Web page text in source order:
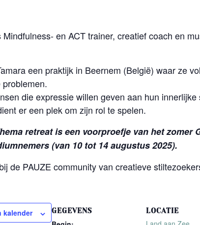
en ACT trainer, creatief coach en
een praktijk in Beernem (België) waar ze
die expressie willen geven aan hun
er een plek om zijn rol te spelen.
retreat is een voorproefje van het zomer
(van 10 tot 14 augustus 2025).
de PAUZE community van creatieve
kalender GEGEVENS LOCATIE